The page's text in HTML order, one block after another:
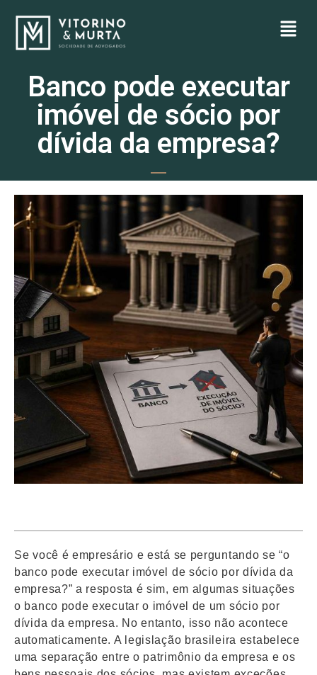
Banco pode executar
imóvel de sócio por
dívida da empresa?
Se você é empresário e está se perguntando se “o
banco pode executar imóvel de sócio por dívida da
empresa?” a resposta é sim, em algumas situações
o banco pode executar o imóvel de um sócio por
dívida da empresa. No entanto, isso não acontece
automaticamente. A legislação brasileira estabelece
uma separação entre o patrimônio da empresa e os